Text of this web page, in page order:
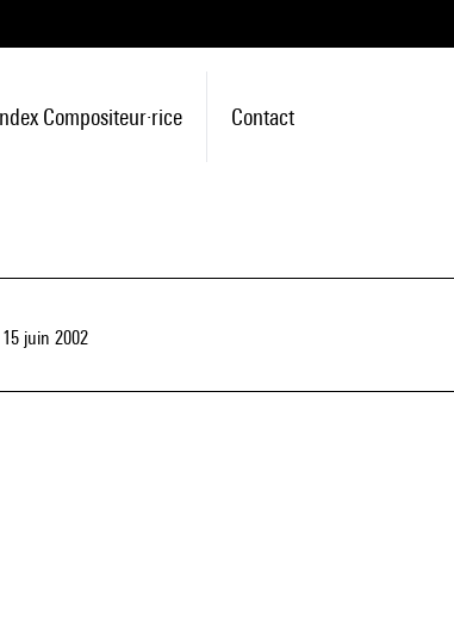
Compositeur·rice Contact
juin 2002